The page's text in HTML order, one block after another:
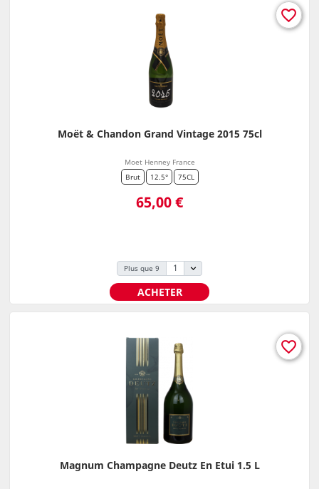
Moët & Chandon Grand Vintage 2015 75cl
Moet Henney France
Brut
12.5° 75CL
Prix
65,00 €
Plus que 9
ACHETER
favorite_border
Magnum Champagne Deutz En Etui 1.5 L
favorite_border